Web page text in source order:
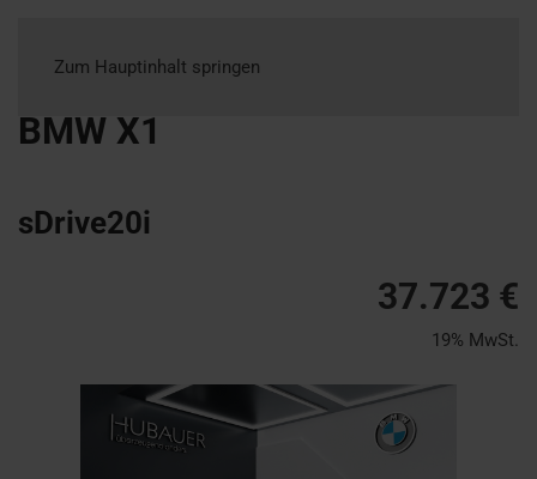
Zum Hauptinhalt springen
BMW X1
sDrive20i
37.723 €
19% MwSt.